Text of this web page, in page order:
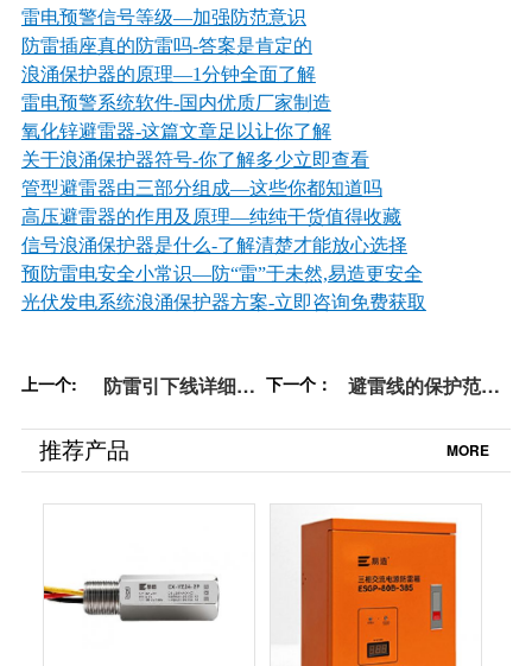
雷电预警信号等级—加强防范意识
防雷插座真的防雷吗-答案是肯定的
浪涌保护器的原理—1分钟全面了解
雷电预警系统软件-国内优质厂家制造
氧化锌避雷器-这篇文章足以让你了解
关于浪涌保护器符号-你了解多少立即查看
管型避雷器由三部分组成—这些你都知道吗
高压避雷器的作用及原理—纯纯干货值得收藏
信号浪涌保护器是什么-了解清楚才能放心选择
预防雷电安全小常识—防“雷”于未然,易造更安全
光伏发电系统浪涌保护器方案-立即咨询免费获取
上一个:
防雷引下线详细知
【易造防雷】
下一个：
避雷线的保护范围
篇就会了！【易造
防雷】
推荐产品 MORE